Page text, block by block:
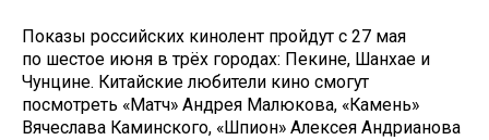
Показы российских кинолент пройдут с 27 мая
по шестое июня в трёх городах: Пекине, Шанхае и
Чунцине. Китайские любители кино смогут
посмотреть «Матч» Андрея Малюкова, «Камень»
Вячеслава Каминского, «Шпион» Алексея Андрианова